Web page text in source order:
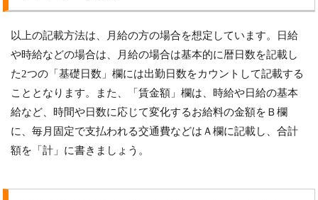
以上の記載方法は、月給の方の場合を想定しています。日給
や時給などの場合は、月給の場合は基本的に暦日数を記載し
た2つの「基礎日数」欄には出勤日数をカウントして記載する
こととなります。また、「賃金額」欄は、時給や日給の基本
給など、時間や日数に応じて変化するお給料の金額をＢ欄
に、毎月固定で支払われる交通費などはＡ欄に記載し、合計
額を「計」に書きましょう。